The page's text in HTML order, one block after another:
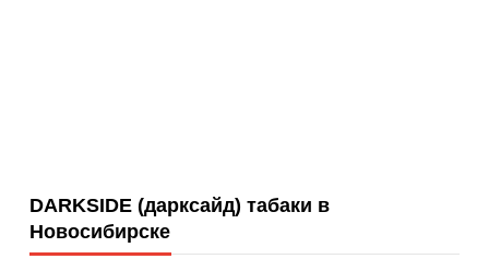
DARKSIDE (дарксайд) табаки в
Новосибирске